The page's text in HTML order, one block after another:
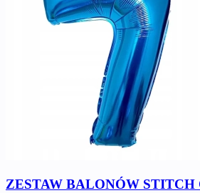
ZESTAW BALONÓW STITCH